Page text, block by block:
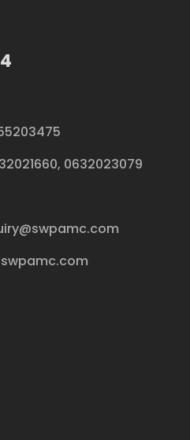
, 0632023079